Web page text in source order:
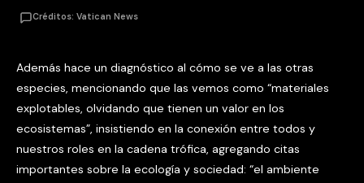
Créditos: Vatican News
Además hace un diagnóstico al cómo se ve a las otras
especies, mencionando que las vemos como “materiales
explotables, olvidando que tienen un valor en los
ecosistemas”, insistiendo en la conexión entre todos y
nuestros roles en la cadena trófica, agregando citas
importantes sobre la ecología y sociedad: “el ambiente